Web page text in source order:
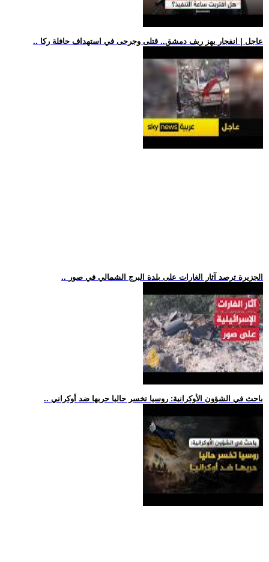
.. عاجل | انفجار يهز ريف دمشق.. قتلى وجرحى في استهداف حافلة ركا
.. الجزيرة ترصد آثار الغارات على بلدة البرج الشمالي في صور
.. باحث في الشؤون الأوكرانية: روسيا تخسر حاليا حربها ضد أوكراني